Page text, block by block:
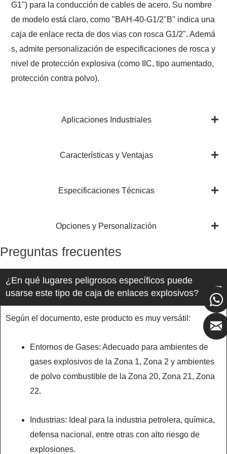
G1") para la conducción de cables de acero. Su nombre
de modelo está claro, como "BAH-40-G1/2"B" indica una
caja de enlace recta de dos vias con rosca G1/2". Ademá
s, admite personalización de especificaciones de rosca y
nivel de protección explosiva (como IIC, tipo aumentado,
protección contra polvo).
Aplicaciones Industriales
Características y Ventajas
Especificaciones Técnicas
Opciones y Personalización
Preguntas frecuentes
¿En qué lugares peligrosos específicos puede
usarse este tipo de caja de enlaces explosivos?
Según el documento, este producto es muy versátil:
Entornos de Gases:​ Adecuado para ambientes de
gases explosivos de la Zona 1, Zona 2​ y ambientes
de polvo combustible de la Zona 20, Zona 21, Zona
22.
Industrias:​ Ideal para la industria petrolera, química,
defensa nacional, entre otras con alto riesgo de
explosiones.